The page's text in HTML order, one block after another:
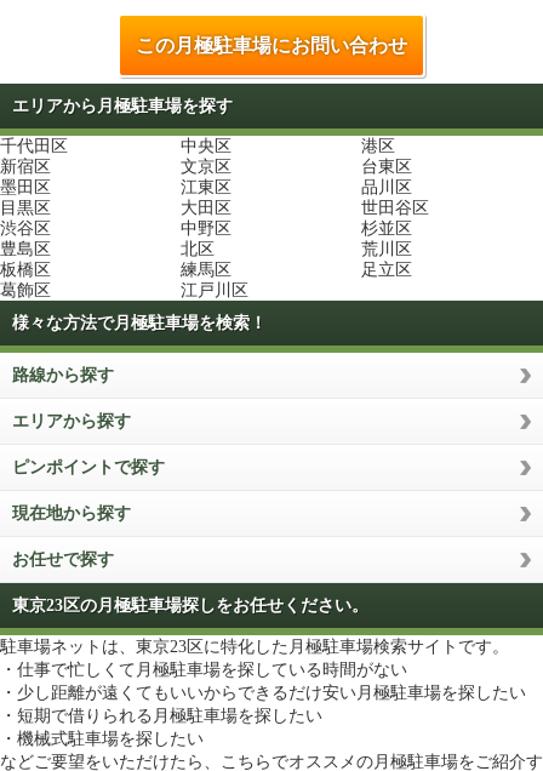
この月極駐車場にお問い合わせ
エリアから月極駐車場を探す
千代田区 中央区
港区
新宿区
文京区
台東区
墨田区
江東区
品川区
目黒区
大田区
世田谷区
渋谷区
中野区
杉並区
豊島区
北区
荒川区
板橋区
練馬区
足立区
葛飾区
江戸川区
様々な方法で月極駐車場を検索！
路線から探す
エリアから探す
ピンポイントで探す
現在地から探す
お任せで探す
東京23区の月極駐車場探しをお任せください。
駐車場ネットは、東京23区に特化した月極駐車場検索サイトです。
・仕事で忙しくて月極駐車場を探している時間がない
・少し距離が遠くてもいいからできるだけ安い月極駐車場を探したい
・短期で借りられる月極駐車場を探したい
・機械式駐車場を探したい
などご要望をいただけたら、こちらでオススメの月極駐車場をご紹介す